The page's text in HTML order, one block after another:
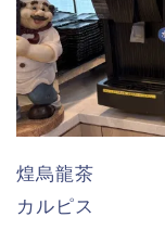
煌烏龍茶
カルピス